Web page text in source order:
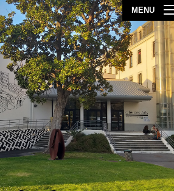
MENU